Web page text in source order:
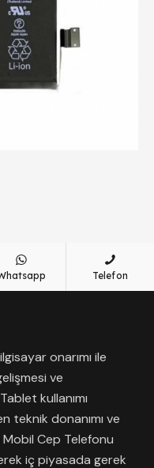
Telefon
onarımı ile
ve
kullanımı
teknik donanımı ve
Mobil Cep Telefonu
iç piyasada gerek